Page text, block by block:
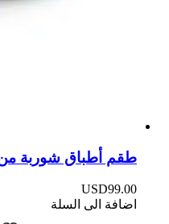
طقم أطباق شوربة من
USD99.00
اضافة الى السلة